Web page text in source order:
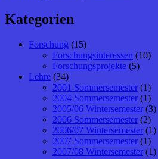
Kategorien
Forschung (15)
Forschungsinteressen (10)
Forschungsprojekte (5)
Lehre (34)
2001 Sommersemester (1)
2004 Sommersemester (1)
2005/06 Wintersemester (3)
2006 Sommersemester (2)
2006/07 Wintersemester (1)
2007 Sommersemester (1)
2007/08 Wintersemester (1)